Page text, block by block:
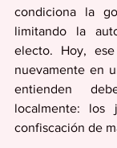
condiciona la
limitando la
electo. Hoy,
nuevamente en
entienden
localmente:
confiscación de